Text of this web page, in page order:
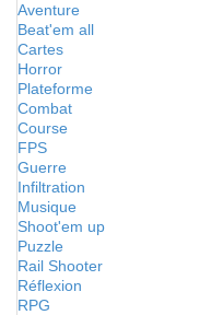
Aventure
Beat'em all
Cartes
Horror
Plateforme
Combat
Course
FPS
Guerre
Infiltration
Musique
Shoot'em up
Puzzle
Rail Shooter
Réflexion
RPG